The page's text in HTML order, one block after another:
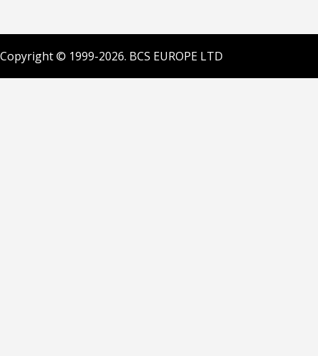
Copyright © 1999-2026. BCS EUROPE LTD